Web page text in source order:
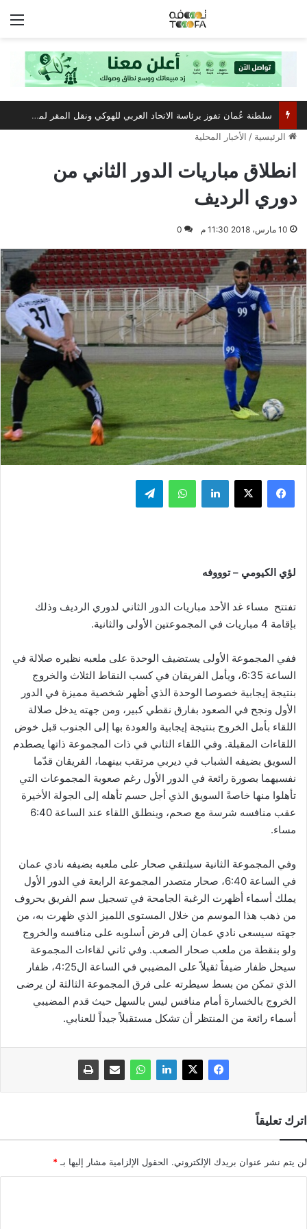
سلطنة عُمان تفوز برئاسة الاتحاد العربي للهوكي ونقل المقر لمسقط
الرئيسية / الأخبار المحلية
انطلاق مباريات الدور الثاني من
دوري الرديف
10 مارس، 2018 11:30 م 0
فيسبوك ‫X لينكدإن واتساب تيلقرام
لؤي الكيومي – توووفه
تفتتح مساء غد الأحد مباريات الدور الثاني لدوري الرديف وذلك
بإقامة 4 مباريات في المجموعتين الأولى والثانية.
ففي المجموعة الأولى يستضيف الوحدة على ملعبه نظيره صلالة في
الساعة 6:35، ويأمل الفريقان في كسب النقاط الثلاث والخروج
بنتيجة إيجابية خصوصا الوحدة الذي أظهر شخصية مميزة في الدور
الأول ونجح في الصعود بفارق نقطي كبير، ومن جهته يدخل صلالة
اللقاء بأمل الخروج بنتيجة إيجابية والعودة بها إلى الجنوب قبل خوض
اللقاءات المقبلة. وفي اللقاء الثاني في ذات المجموعة ذاتها يصطدم
السويق بضيفه الشباب في ديربي مرتقب بينهما، الفريقان قدّما
نفسيهما بصورة رائعة في الدور الأول رغم صعوبة المجموعات التي
تأهلوا منها خاصةً السويق الذي أجل حسم تأهله إلى الجولة الأخيرة
عقب منافسه شرسة مع صحم، وينطلق اللقاء عند الساعة 6:40
مساء.
وفي المجموعة الثانية سيلتقي صحار على ملعبه بضيفه نادي عمان
في الساعة 6:40، صحار متصدر المجموعة الرابعة في الدور الأول
يملك أسماء أظهرت الرغبة الجامحة في تسجيل سم الفريق بحروف
من ذهب هذا الموسم من خلال المستوى اللميز الذي ظهرت به، من
جهته سيسعى نادي عمان إلى فرض أسلوبه على منافسه والخروج
ولو بنقطة من ملعب صحار الصعب. وفي ثاني لقاءات المجموعة
سيحل ظفار ضيفاً ثقيلاً على المضيبي في الساعة ال4:25، ظفار
الذي تمكن من بسط سيطرته على فرق المجموعة الثالثة لن يرضى
الخروج بالخسارة أمام منافس ليس بالسهل حيث قدم المضيبي
أسماء رائعة من المنتظر أن تشكل مستقبلاً جيداً للعنابي.
اترك تعليقاً
لن يتم نشر عنوان بريدك الإلكتروني. الحقول الإلزامية مشار إليها بـ *